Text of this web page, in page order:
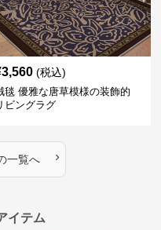
3,560 (税込)
毯 優雅な唐草模様の装飾的
ビングラグ
一覧へ ›
イテム